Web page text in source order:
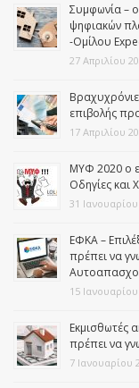
Συμφωνία –
ψηφιακών
-Ομίλου
27 Απριλίου
επιβολής
17 Απριλίου
ΜΥΦ 2020 ο
Οδηγίες και
31 Ιανουαρίου
ΕΦΚΑ –
πρέπει να
15 Ιανουαρίου
Εκμισθωτές
πρέπει να
7 Ιανουαρίου